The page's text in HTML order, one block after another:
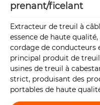
prenant/ficelant
Extracteur de treuil à
essence de haute
cordage de conducteurs
principal produit de treuil
usines de treuil à
strict, produisant des
portables de haute